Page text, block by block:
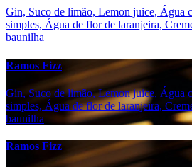
Gin, Suco de limão, Lemon juice, Água
simples, Água de flor de laranjeira,
baunilha
Ramos Fizz
Gin, Suco de limão, Lemon juice, Água
simples, Água de flor de laranjeira,
baunilha
Ramos Fizz